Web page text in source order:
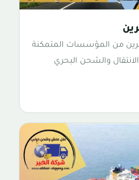
من المؤسسات المتمكنة
والشحن البحري